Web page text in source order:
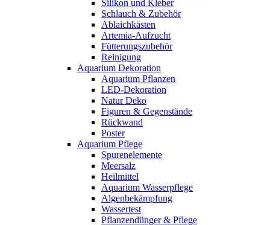
Silikon und Kleber
Schlauch & Zubehör
Ablaichkästen
Artemia-Aufzucht
Fütterungszubehör
Reinigung
Aquarium Dekoration
Aquarium Pflanzen
LED-Dekoration
Natur Deko
Figuren & Gegenstände
Rückwand
Poster
Aquarium Pflege
Spurenelemente
Meersalz
Heilmittel
Aquarium Wasserpflege
Algenbekämpfung
Wassertest
Pflanzendünger & Pflege